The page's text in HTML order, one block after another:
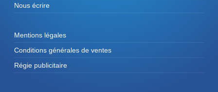
Nous écrire
Mentions légales
Conditions générales de ventes
Régie publicitaire